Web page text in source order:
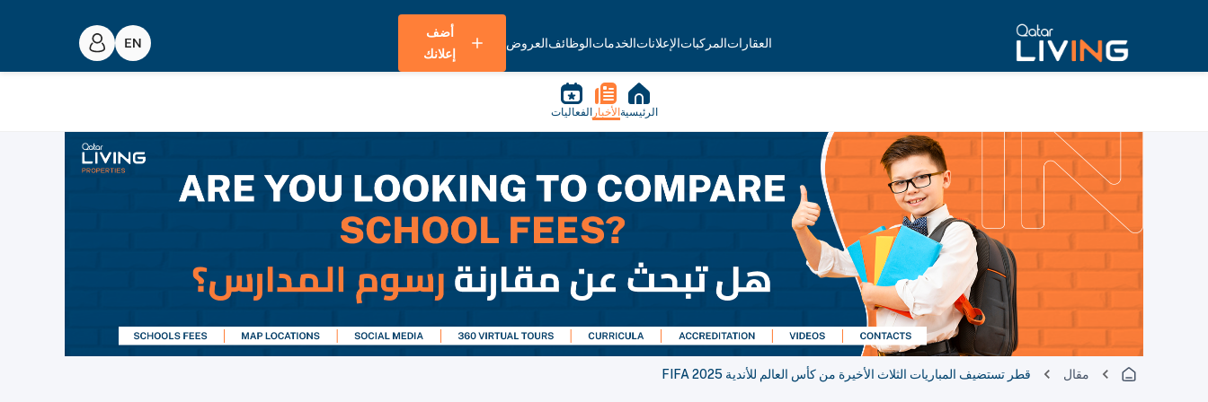
العقاراتالمركباتالإعلاناتالخدماتالوظائفالعروض
أضف
إعلانك
الرئيسية الأخبار الفعاليات
مقال قطر تستضيف المباريات الثلاث الأخيرة من كأس العالم للأندية FIFA 2025